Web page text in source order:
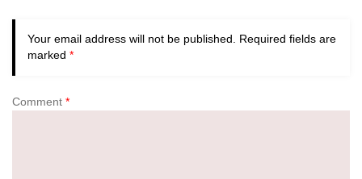
Your email address will not be published. Required fields are
marked *
Comment *